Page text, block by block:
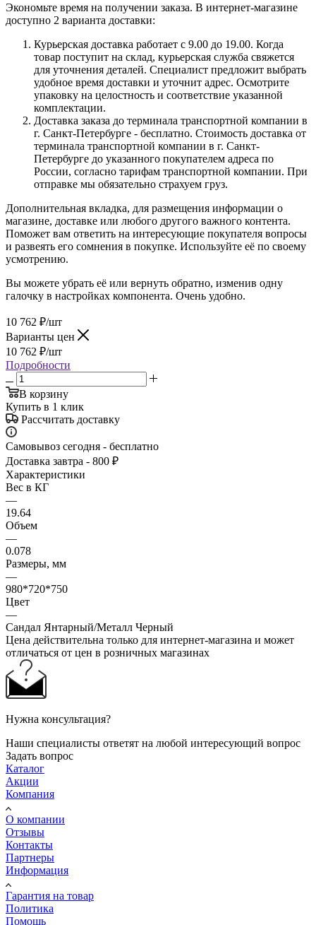
Экономьте время на получении заказа. В интернет-магазине
доступно 2 варианта доставки:
Курьерская доставка работает с 9.00 до 19.00. Когда
товар поступит на склад, курьерская служба свяжется
для уточнения деталей. Специалист предложит выбрать
удобное время доставки и уточнит адрес. Осмотрите
упаковку на целостность и соответствие указанной
комплектации.
Доставка заказа до терминала транспортной компании в
г. Санкт-Петербурге - бесплатно. Стоимость доставка от
терминала транспортной компании в г. Санкт-
Петербурге до указанного покупателем адреса по
России, согласно тарифам транспортной компании. При
отправке мы обязательно страхуем груз.
Дополнительная вкладка, для размещения информации о
магазине, доставке или любого другого важного контента.
Поможет вам ответить на интересующие покупателя вопросы
и развеять его сомнения в покупке. Используйте её по своему
усмотрению.
Вы можете убрать её или вернуть обратно, изменив одну
галочку в настройках компонента. Очень удобно.
10 762 ₽/шт
Варианты цен
10 762 ₽/шт
Подробности
В корзину
Купить в 1 клик
Рассчитать доставку
Самовывоз сегодня - бесплатно
Доставка завтра - 800 ₽
Характеристики
Вес в КГ
—
19.64
Объем
—
0.078
Размеры, мм
—
980*720*750
Цвет
—
Сандал Янтарный/Металл Черный
Цена действительна только для интернет-магазина и может
отличаться от цен в розничных магазинах
Нужна консультация?
Наши специалисты ответят на любой интересующий вопрос
Задать вопрос
Каталог
Акции
Компания
О компании
Отзывы
Контакты
Партнеры
Информация
Гарантия на товар
Политика
Помощь